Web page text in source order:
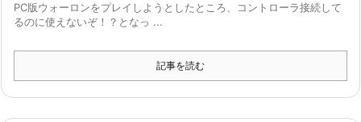
PC版ウォーロンをプレイしようとしたところ、コントローラ接続して
るのに使えないぞ！？となっ ...
記事を読む